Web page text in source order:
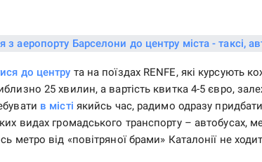
до центру та на поїздах RENFE, які курсують
25 хвилин, а вартість квитка 4-5 євро,
в місті якийсь час, радимо одразу
видах громадського транспорту – автобусах,
метро від «повітряної брами» Каталонії не